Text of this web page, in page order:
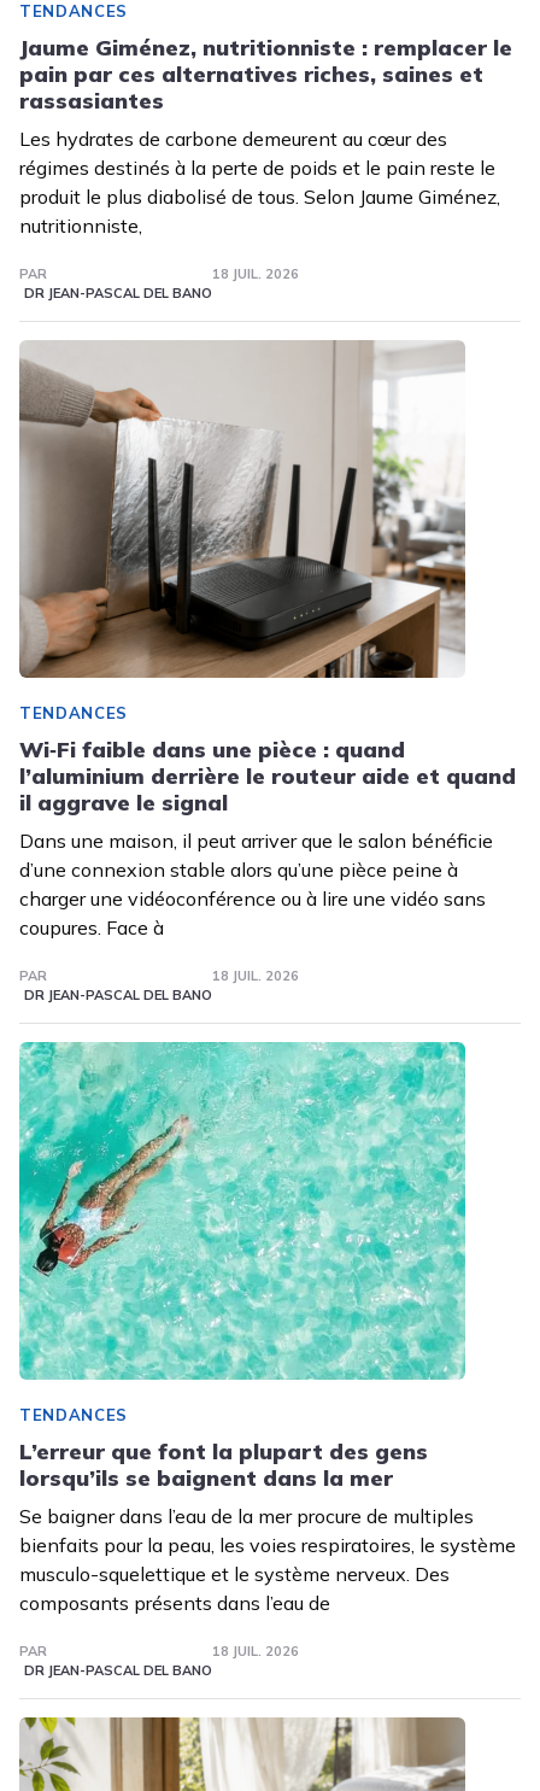
TENDANCES
Jaume Giménez, nutritionniste : remplacer le
pain par ces alternatives riches, saines et
rassasiantes
Les hydrates de carbone demeurent au cœur des
régimes destinés à la perte de poids et le pain reste le
produit le plus diabolisé de tous. Selon Jaume Giménez,
nutritionniste,
PAR
DR JEAN-PASCAL DEL BANO
18 JUIL. 2026
TENDANCES
Wi‑Fi faible dans une pièce : quand
l’aluminium derrière le routeur aide et quand
il aggrave le signal
Dans une maison, il peut arriver que le salon bénéficie
d’une connexion stable alors qu’une pièce peine à
charger une vidéoconférence ou à lire une vidéo sans
coupures. Face à
PAR
DR JEAN-PASCAL DEL BANO
18 JUIL. 2026
TENDANCES
L’erreur que font la plupart des gens
lorsqu’ils se baignent dans la mer
Se baigner dans l’eau de la mer procure de multiples
bienfaits pour la peau, les voies respiratoires, le système
musculo-squelettique et le système nerveux. Des
composants présents dans l’eau de
PAR
DR JEAN-PASCAL DEL BANO
18 JUIL. 2026